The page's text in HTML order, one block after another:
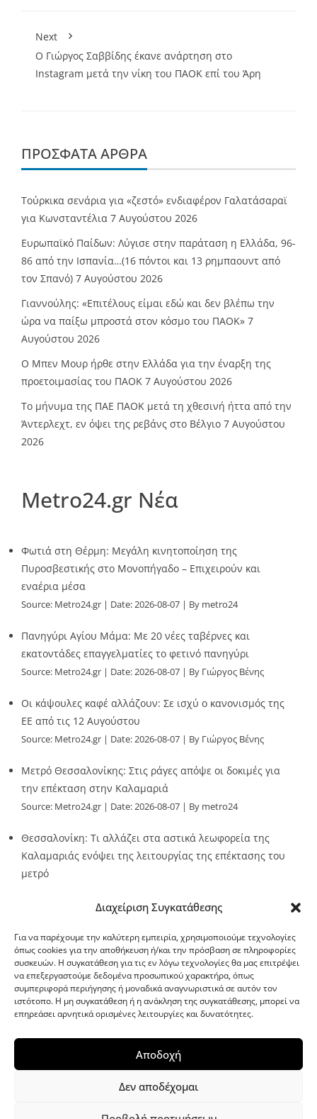
Διαχείριση Συγκατάθεσης
Για να παρέχουμε την καλύτερη εμπειρία, χρησιμοποιούμε τεχνολογίες
όπως cookies για την αποθήκευση ή/και την πρόσβαση σε πληροφορίες
συσκευών. Η συγκατάθεση για τις εν λόγω τεχνολογίες θα μας επιτρέψει
να επεξεργαστούμε δεδομένα προσωπικού χαρακτήρα, όπως
συμπεριφορά περιήγησης ή μοναδικά αναγνωριστικά σε αυτόν τον
ιστότοπο. Η μη συγκατάθεση ή η ανάκληση της συγκατάθεσης, μπορεί να
επηρεάσει αρνητικά ορισμένες λειτουργίες και δυνατότητες.
Αποδοχή
Δεν αποδέχομαι
Next
Ο Γιώργος Σαββίδης έκανε ανάρτηση στο
Instagram μετά την νίκη του ΠΑΟΚ επί του Άρη
ΠΡΌΣΦΑΤΑ ΆΡΘΡΑ
Τούρκικα σενάρια για «ζεστό» ενδιαφέρον Γαλατάσαραϊ
για Κωνσταντέλια 7 Αυγούστου 2026
Ευρωπαϊκό Παίδων: Λύγισε στην παράταση η Ελλάδα, 96-
86 από την Ισπανία…(16 πόντοι και 13 ρημπαουντ από
τον Σπανό) 7 Αυγούστου 2026
Γιαννούλης: «Επιτέλους είμαι εδώ και δεν βλέπω την
ώρα να παίξω μπροστά στον κόσμο του ΠΑΟΚ» 7
Αυγούστου 2026
O Mπεν Μουρ ήρθε στην Ελλάδα για την έναρξη της
προετοιμασίας του ΠΑΟΚ 7 Αυγούστου 2026
Το μήνυμα της ΠΑΕ ΠΑΟΚ μετά τη χθεσινή ήττα από την
Άντερλεχτ, εν όψει της ρεβάνς στο Βέλγιο 7 Αυγούστου
2026
Metro24.gr Νέα
Φωτιά στη Θέρμη: Μεγάλη κινητοποίηση της
Πυροσβεστικής στο Μονοπήγαδο – Επιχειρούν και
εναέρια μέσα
Source: Metro24.gr Date: 2026-08-07 By metro24
Πανηγύρι Αγίου Μάμα: Με 20 νέες ταβέρνες και
εκατοντάδες επαγγελματίες το φετινό πανηγύρι
Source: Metro24.gr Date: 2026-08-07 By Γιώργος Βένης
Οι κάψουλες καφέ αλλάζουν: Σε ισχύ ο κανονισμός της
ΕΕ από τις 12 Αυγούστου
Source: Metro24.gr Date: 2026-08-07 By Γιώργος Βένης
Μετρό Θεσσαλονίκης: Στις ράγες απόψε οι δοκιμές για
την επέκταση στην Καλαμαριά
Source: Metro24.gr Date: 2026-08-07 By metro24
Θεσσαλονίκη: Τι αλλάζει στα αστικά λεωφορεία της
Καλαμαριάς ενόψει της λειτουργίας της επέκτασης του
μετρό
G-point.gr